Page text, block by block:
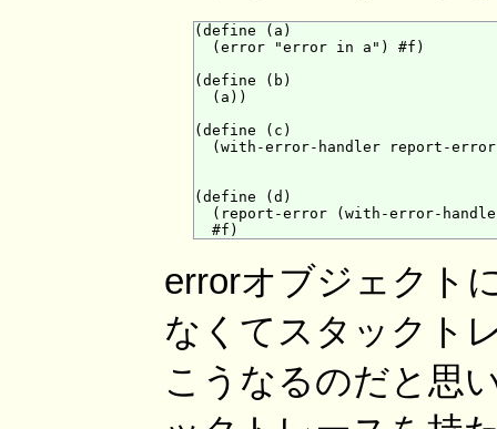
(define (a)
  (error "error in a") #f)
(define (b)
  (a))
(define (c)
(with-error-handler report-
(define (d)
(report-error (with-error-
errorオブジェクト
なくてスタックト
こうなるのだと思